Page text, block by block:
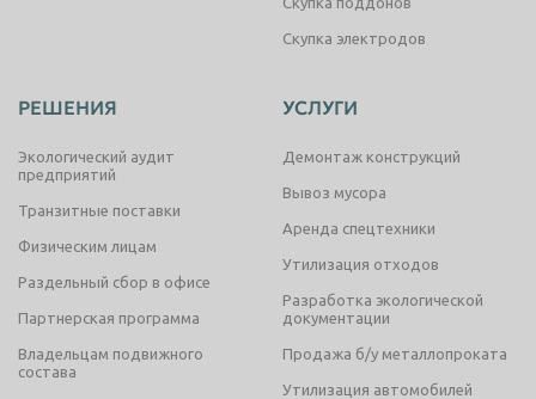
Скупка электродов
РЕШЕНИЯ
Экологический аудит
предприятий
Транзитные поставки
Физическим лицам
Раздельный сбор в офисе
Партнерская программа
Владельцам подвижного
состава
УСЛУГИ
Демонтаж конструкций
Вывоз мусора
Аренда спецтехники
Утилизация отходов
Разработка экологической
документации
Продажа б/у металлопроката
Утилизация автомобилей